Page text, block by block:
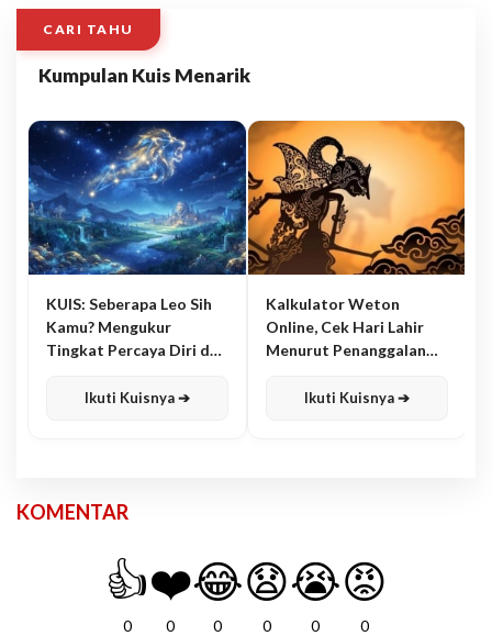
CARI TAHU
Kumpulan Kuis Menarik
KUIS: Seberapa Leo Sih
Kamu? Mengukur
Tingkat Percaya Diri dan
Ikuti Kuisnya ➔
Kalkulator Weton
Online, Cek Hari Lahir
Menurut Penanggalan
Ikuti Kuisnya ➔
KOMENTAR
👍
0
❤️
0
😂
0
😧
0
😭
0
😡
0